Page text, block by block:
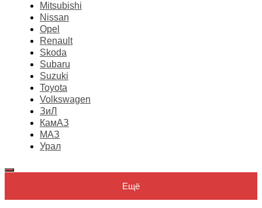
Mitsubishi
Nissan
Opel
Renault
Skoda
Subaru
Suzuki
Toyota
Volkswagen
ЗиЛ
КамАЗ
МАЗ
Урал
Ещё